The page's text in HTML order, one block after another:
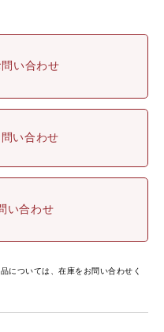
い合わせ
い合わせ
い合わせ
については、在庫をお問い合わせく